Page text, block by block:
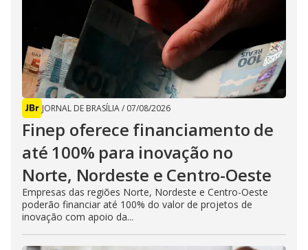
JORNAL DE BRASÍLIA/ 07/08/2026
Finep oferece financiamento de
até 100% para inovação no
Norte, Nordeste e Centro-Oeste
Empresas das regiões Norte, Nordeste e Centro-Oeste
poderão financiar até 100% do valor de projetos de
inovação com apoio da...